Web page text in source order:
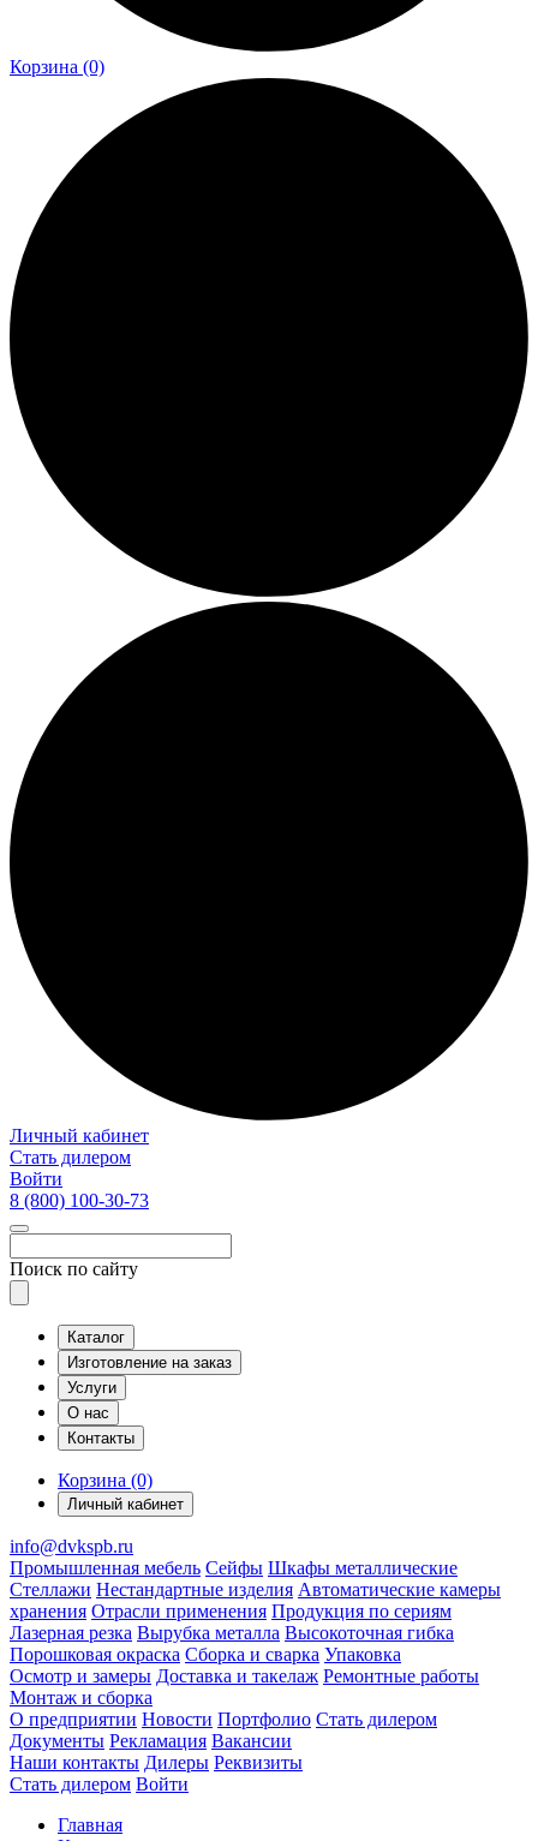
Корзина (0)
Личный кабинет
Стать дилером
Войти
8 (800) 100-30-73
Поиск по сайту
Каталог
Изготовление на заказ
Услуги
О нас
Контакты
Корзина (0)
Личный кабинет
info@dvkspb.ru
Промышленная мебель Сейфы Шкафы металлические
Стеллажи Нестандартные изделия Автоматические камеры
хранения Отрасли применения Продукция по сериям
Лазерная резка Вырубка металла Высокоточная гибка
Порошковая окраска Сборка и сварка Упаковка
Осмотр и замеры Доставка и такелаж Ремонтные работы
Монтаж и сборка
О предприятии Новости Портфолио Стать дилером
Документы Рекламация Вакансии
Наши контакты Дилеры Реквизиты
Стать дилером Войти
Главная